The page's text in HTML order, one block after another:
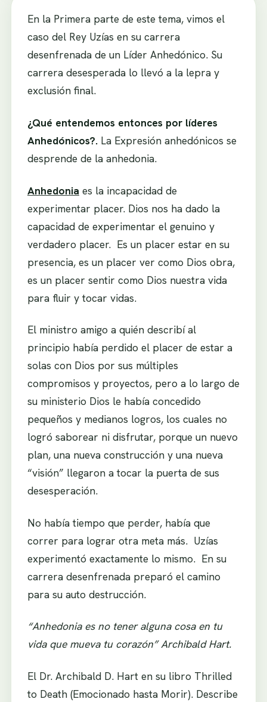
En la Primera parte de este tema, vimos el
caso del Rey Uzías en su carrera
desenfrenada de un Líder Anhedónico. Su
carrera desesperada lo llevó a la lepra y
exclusión final.
¿Qué entendemos entonces por líderes
Anhedónicos?. La Expresión anhedónicos se
desprende de la anhedonia.
Anhedonia es la incapacidad de
experimentar placer. Dios nos ha dado la
capacidad de experimentar el genuino y
verdadero placer. Es un placer estar en su
presencia, es un placer ver como Dios obra,
es un placer sentir como Dios nuestra vida
para fluir y tocar vidas.
El ministro amigo a quién describí al
principio había perdido el placer de estar a
solas con Dios por sus múltiples
compromisos y proyectos, pero a lo largo de
su ministerio Dios le había concedido
pequeños y medianos logros, los cuales no
logró saborear ni disfrutar, porque un nuevo
plan, una nueva construcción y una nueva
“visión” llegaron a tocar la puerta de sus
desesperación.
No había tiempo que perder, había que
correr para lograr otra meta más. Uzías
experimentó exactamente lo mismo. En su
carrera desenfrenada preparó el camino
para su auto destrucción.
“Anhedonia es no tener alguna cosa en tu
vida que mueva tu corazón” Archibald Hart.
El Dr. Archibald D. Hart en su libro Thrilled
to Death (Emocionado hasta Morir). Describe